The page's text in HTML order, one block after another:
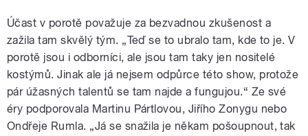
Účast v porotě považuje za bezvadnou zkušenost a
zažila tam skvělý tým. „Teď se to ubralo tam, kde to je. V
porotě jsou i odborníci, ale jsou tam taky jen nositelé
kostýmů. Jinak ale já nejsem odpůrce této show, protože
pár úžasných talentů se tam najde a fungujou.“ Ze své
éry podporovala Martinu Pártlovou, Jiřího Zonygu nebo
Ondřeje Rumla. „Já se snažila je někam pošoupnout, tak